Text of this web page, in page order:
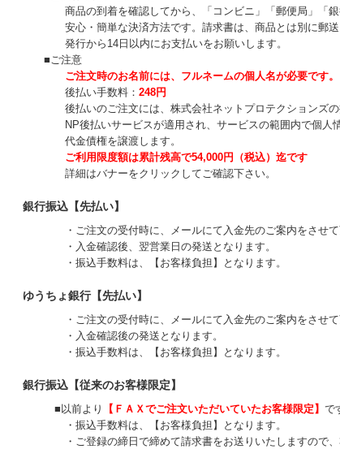
商品の到着を確認してから、「コンビニ」「郵便局」「銀
安心・簡単な決済方法です。請求書は、商品とは別に郵送
発行から14日以内にお支払いをお願いします。
■ご注意
ご注文時のお名前には、フルネームの個人名が必要です。
後払い手数料： 248円
後払いのご注文には、 株式会社ネットプロテクションズ
NP後払いサービスが適用され、サービスの範囲内で個人情
代金債権を譲渡します。
ご利用限度額は累計残高で54,000円（税込）迄です
詳細はバナーをクリックしてご確認下さい。
銀行振込【先払い】
・ご注文の受付時に、メールにて入金先のご案内をさせて
・入金確認後、翌営業日の発送となります。
・振込手数料は、【お客様負担】となります。
ゆうちょ銀行【先払い】
・ご注文の受付時に、メールにて入金先のご案内をさせて
・入金確認後の発送となります。
・振込手数料は、【お客様負担】となります。
銀行振込【従来のお客様限定】
■以前より 【ＦＡＸでご注文いただいていたお客様限定】 で
・振込手数料は、【お客様負担】となります。
・ご登録の締日で締めて請求書をお送りいたしますので、